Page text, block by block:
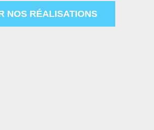
NOS RÉALISATIONS